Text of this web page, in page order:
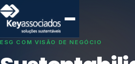
SISTEMAS DE GESTÃO OTIMIZADOS E